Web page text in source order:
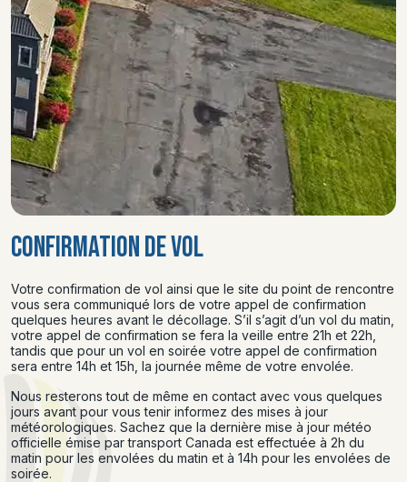
CONFIRMATION DE VOL
Votre confirmation de vol ainsi que le site du point de rencontre
vous sera communiqué lors de votre appel de confirmation
quelques heures avant le décollage. S’il s’agit d’un vol du matin,
votre appel de confirmation se fera la veille entre 21h et 22h,
tandis que pour un vol en soirée votre appel de confirmation
sera entre 14h et 15h, la journée même de votre envolée.
Nous resterons tout de même en contact avec vous quelques
jours avant pour vous tenir informez des mises à jour
météorologiques. Sachez que la dernière mise à jour météo
officielle émise par transport Canada est effectuée à 2h du
matin pour les envolées du matin et à 14h pour les envolées de
soirée.